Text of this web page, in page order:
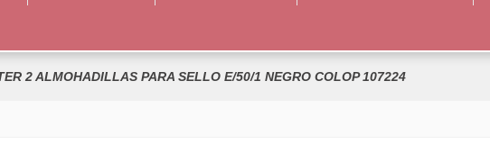
2 ALMOHADILLAS PARA SELLO E/50/1 NEGRO COLOP 107224